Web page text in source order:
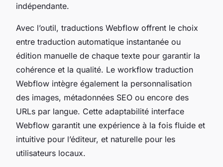
indépendante.
Avec l’outil, traductions Webflow offrent le choix
entre traduction automatique instantanée ou
édition manuelle de chaque texte pour garantir la
cohérence et la qualité. Le workflow traduction
Webflow intègre également la personnalisation
des images, métadonnées SEO ou encore des
URLs par langue. Cette adaptabilité interface
Webflow garantit une expérience à la fois fluide et
intuitive pour l’éditeur, et naturelle pour les
utilisateurs locaux.